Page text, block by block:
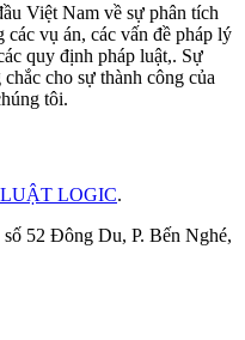
Việt Nam về sự phân tích
vụ án, các vấn đề pháp lý
quy định pháp luật,. Sự
cho sự thành công của
tôi.
LOGIC.
52 Đông Du, P. Bến Nghé,